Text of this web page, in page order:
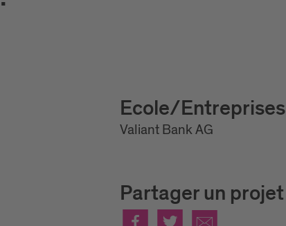
Ecole/Entreprises
Valiant Bank AG
Partager un projet